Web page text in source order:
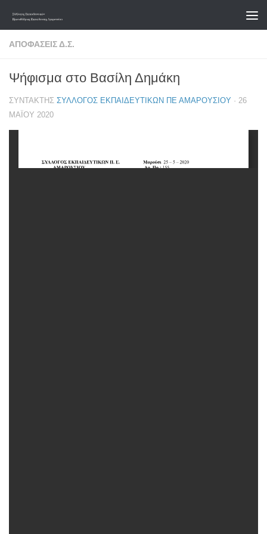
Skip to content
ΑΠΟΦΆΣΕΙΣ Δ.Σ.
Ψήφισμα στο Βασίλη Δημάκη
ΣΥΝΤΆΚΤΗΣ ΣΎΛΛΟΓΟΣ ΕΚΠΑΙΔΕΥΤΙΚΏΝ ΠΕ ΑΜΑΡΟΥΣΊΟΥ · 26
ΜΑΪ́ΟΥ 2020